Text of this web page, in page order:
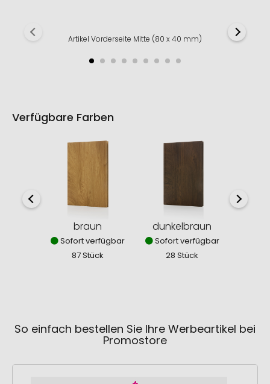
Artikel Vorderseite Mitte (80 x 40 mm)
Verfügbare Farben
braun
Sofort verfügbar
87 Stück
dunkelbraun
Sofort verfügbar
28 Stück
So einfach bestellen Sie Ihre Werbeartikel bei
Promostore